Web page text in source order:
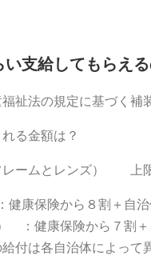
支給してもらえる
祉法の規定に基づく補
る金額は？
レームとレンズ） 上
保険から８割＋自治
：健康保険から７割＋
付は各自治体によって